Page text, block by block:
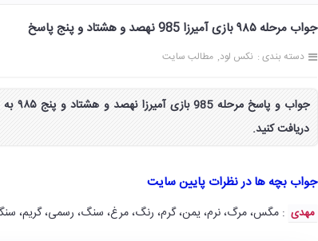
جواب مرحله ۹۸۵ بازی آمیرزا 985 نهصد و هشتاد و پنج پاسخ
دسته بندی : نکس لود مطالب سایت
جواب
دریافت کنید.
جواب بچه ها در نظرات پایین سایت
مهدی : مگس، مرگ، نرم، یمن، گرم، رنگ، مرغ، سنگ، رسمی، گریم،